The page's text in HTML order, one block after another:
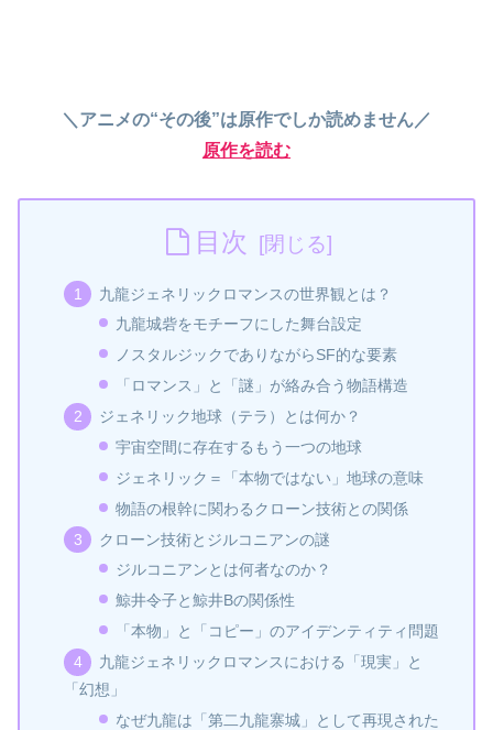
＼アニメの“その後”は原作でしか読めません／
原作を読む
目次
九龍ジェネリックロマンスの世界観とは？
九龍城砦をモチーフにした舞台設定
ノスタルジックでありながらSF的な要素
「ロマンス」と「謎」が絡み合う物語構造
ジェネリック地球（テラ）とは何か？
宇宙空間に存在するもう一つの地球
ジェネリック＝「本物ではない」地球の意味
物語の根幹に関わるクローン技術との関係
クローン技術とジルコニアンの謎
ジルコニアンとは何者なのか？
鯨井令子と鯨井Bの関係性
「本物」と「コピー」のアイデンティティ問題
九龍ジェネリックロマンスにおける「現実」と
「幻想」
なぜ九龍は「第二九龍寨城」として再現された